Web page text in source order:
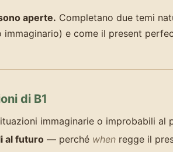
aperte. Completano due temi
e come il present
di B1
immaginarie o improbabili al
al futuro — perché when regge il